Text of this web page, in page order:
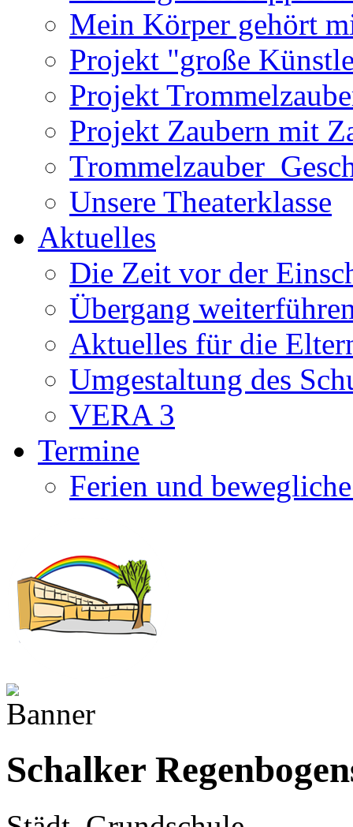
Mein Körper gehört
Projekt "große
Projekt
Projekt Zaubern mit
Unsere Theaterklasse
Aktuelles
Die Zeit vor der
Übergang
Aktuelles für die
Umgestaltung des
VERA 3
Termine
Ferien und
Schalker